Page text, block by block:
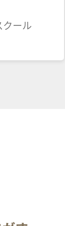
クール